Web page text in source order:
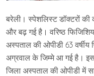
बरेली। स्पेशलिस्ट डॉक्टरों
और बढ़ गई है। वरिष्ठ
अस्पताल की ओपीडी 63
अग्रवाल के जिम्मे आ गई है। इस
जिला अस्पताल की ओपीडी में